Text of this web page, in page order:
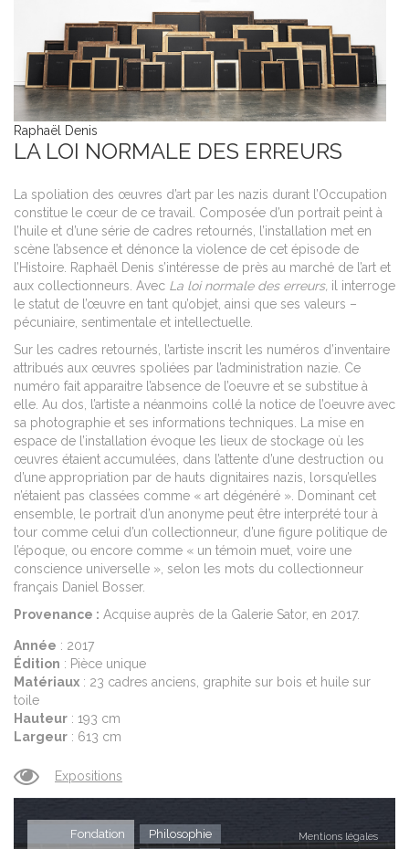
Raphaël Denis
LA LOI NORMALE DES ERREURS
La spoliation des œuvres d’art par les nazis durant l’Occupation
constitue le cœur de ce travail. Composée d’un portrait peint à
l’huile et d’une série de cadres retournés, l’installation met en
scène l’absence et dénonce la violence de cet épisode de
l’Histoire. Raphaël Denis s’intéresse de près au marché de l’art et
aux collectionneurs. Avec La loi normale des erreurs, il interroge
le statut de l’œuvre en tant qu’objet, ainsi que ses valeurs –
pécuniaire, sentimentale et intellectuelle.
Sur les cadres retournés, l’artiste inscrit les numéros d’inventaire
attribués aux œuvres spoliées par l’administration nazie. Ce
numéro fait apparaitre l’absence de l’oeuvre et se substitue à
elle. Au dos, l’artiste a néanmoins collé la notice de l’oeuvre avec
sa photographie et ses informations techniques. La mise en
espace de l’installation évoque les lieux de stockage où les
œuvres étaient accumulées, dans l’attente d’une destruction ou
d’une appropriation par de hauts dignitaires nazis, lorsqu’elles
n’étaient pas classées comme « art dégénéré ». Dominant cet
ensemble, le portrait d’un anonyme peut être interprété tour à
tour comme celui d’un collectionneur, d’une figure politique de
l’époque, ou encore comme « un témoin muet, voire une
conscience universelle », selon les mots du collectionneur
français Daniel Bosser.
Provenance : Acquise auprès de la Galerie Sator, en 2017.
Année : 2017
Édition : Pièce unique
Matériaux : 23 cadres anciens, graphite sur bois et huile sur
toile
Hauteur : 193 cm
Largeur : 613 cm
Expositions
Mentions légales
Fondation
Philosophie